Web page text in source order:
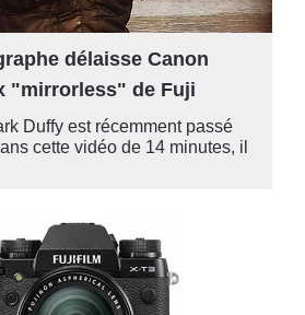
délaisse Canon
"mirrorless" de Fuji
Duffy est récemment passé
cette vidéo de 14 minutes, il